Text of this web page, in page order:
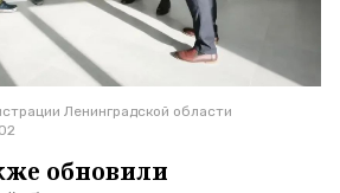
Ленинградской области
обновили